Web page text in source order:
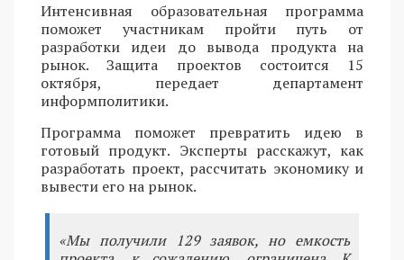
Интенсивная образовательная программа
поможет участникам пройти путь от
разработки идеи до вывода продукта на
рынок. Защита проектов состоится 15
октября, передает департамент
информполитики.
Программа поможет превратить идею в
готовый продукт. Эксперты расскажут, как
разработать проект, рассчитать экономику и
вывести его на рынок.
«Мы получили 129 заявок, но емкость